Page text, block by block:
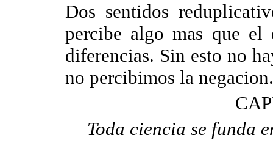
Dos sentidos
percibe algo mas que el
diferencias. Sin esto no
no percibimos la negacion.
Toda ciencia se funda